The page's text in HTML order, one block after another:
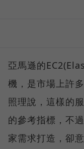
亞馬遜的
機，是市場上許
照理說，這樣的
的參考指標，不
家需求打造，卻